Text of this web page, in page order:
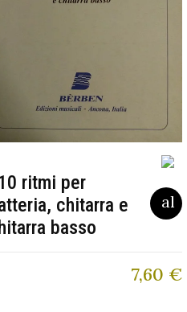
ritmi per
chitarra e
basso
7,60 €